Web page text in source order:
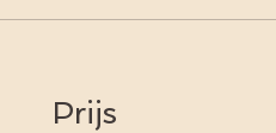
Prijs